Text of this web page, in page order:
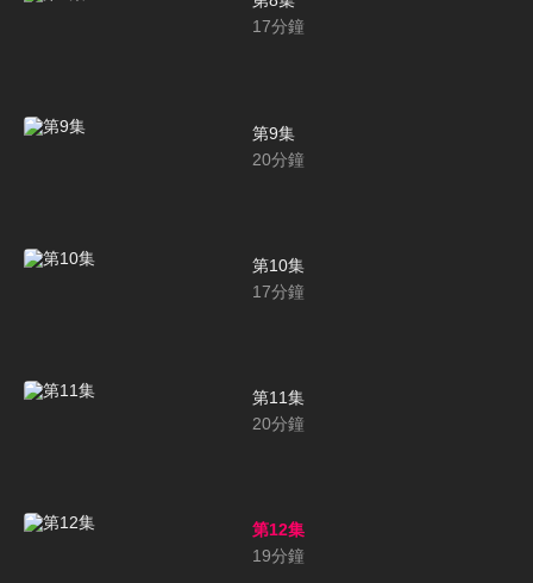
17分鐘
第9集
20分鐘
第10集
17分鐘
第11集
20分鐘
第12集
19分鐘